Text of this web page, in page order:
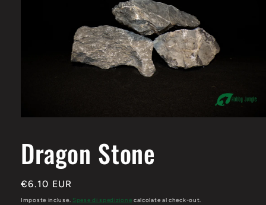
finestra
Dragon Stone
Prezzo
di
€6.10 EUR
Imposte incluse. Spese di spedizione calcolate al check-out.